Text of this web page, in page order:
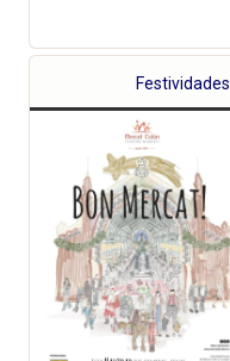
Festividades